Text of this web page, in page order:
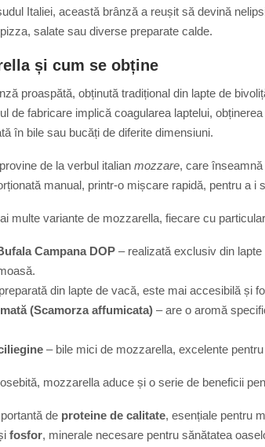
Italiei, această brânză a reușit să devină
salate sau diverse preparate calde.
și cum se obține
proaspătă, obținută tradițional din lapte de
de fabricare implică coagularea laptelui,
în bile sau bucăți de diferite dimensiuni.
de la verbul italian mozzare, care înseamnă
manual, printr-o mișcare rapidă, pentru a i
multe variante de mozzarella, fiecare cu
Campana DOP – realizată exclusiv din
din lapte de vacă, este mai accesibilă și
(Scamorza affumicata) – are o aromă
– bile mici de mozzarella, excelente
mozzarella aduce și o serie de beneficii
de proteine de calitate, esențiale pentru
fosfor, minerale necesare pentru sănătatea